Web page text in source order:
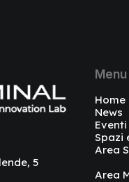
5
Menu
Home
News
Spazi
Area
Area